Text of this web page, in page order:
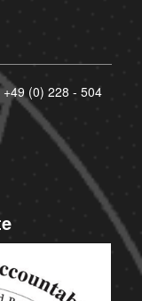
+49 (0) 228 - 504